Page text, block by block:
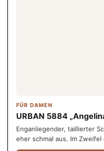
FÜR DAMEN
URBAN 5884
Enganliegender, taillierter
eher schmal aus. Im